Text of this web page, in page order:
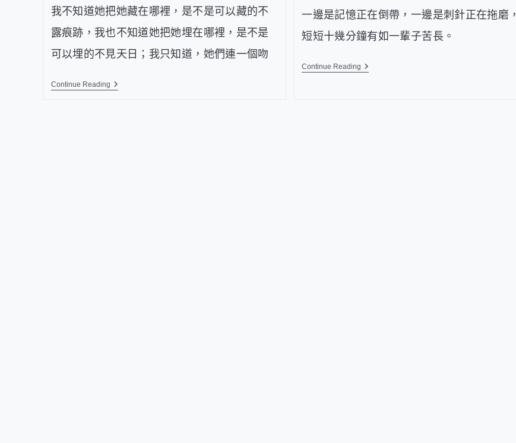
我不知道她把她藏在哪裡，是不是可以藏的不
露痕跡，我也不知道她把她埋在哪裡，是不是
可以埋的不見天日；我只知道，她們連一個吻
Continue Reading
一邊是記憶正在倒帶，一邊是刺針正在拖磨，
短短十幾分鐘有如一輩子苦長。
Continue Reading